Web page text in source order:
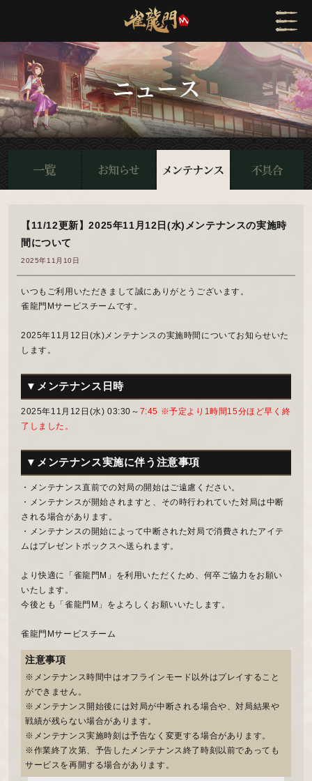
【11/12更新】2025年11月12日(水)メンテナンスの実施時
間について
2025年11月10日
いつもご利用いただきまして誠にありがとうございます。
雀龍門Mサービスチームです。
2025年11月12日(水)メンテナンスの実施時間についてお知らせいた
します。
▼メンテナンス日時
2025年11月12日(水) 03:30～ 7:45 ※予定より1時間15分ほど早く終
了しました。
▼メンテナンス実施に伴う注意事項
・メンテナンス直前での対局の開始はご遠慮ください。
・メンテナンスが開始されますと、その時行われていた対局は中断
される場合があります。
・メンテナンスの開始によって中断された対局で消費されたアイテ
ムはプレゼントボックスへ送られます。
より快適に「雀龍門M」を利用いただくため、何卒ご協力をお願い
いたします。
今後とも「雀龍門M」をよろしくお願いいたします。
雀龍門Mサービスチーム
注意事項
※メンテナンス時間中はオフラインモード以外はプレイすること
ができません。
※メンテナンス開始後には対局が中断される場合や、対局結果や
戦績が残らない場合があります。
※メンテナンス実施時刻は予告なく変更する場合があります。
※作業終了次第、予告したメンテナンス終了時刻以前であっても
サービスを再開する場合があります。